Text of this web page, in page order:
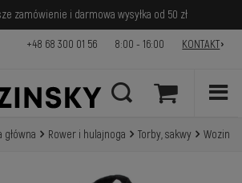
zamówienie i darmowa wysyłka od 50 zł
+48 68 300 01 56 8:00 - 16:00 KONTAKT
główna Rower i hulajnoga Torby, sakwy